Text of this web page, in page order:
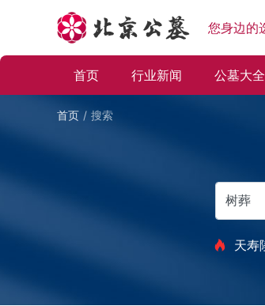
您身边的
首页 行业新闻 公墓大全
首页 搜索
天寿